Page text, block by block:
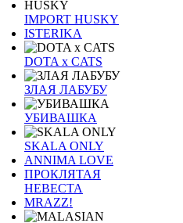
IMPORT HUSKY
ISTERIKA
DOTA x CATS
ЗЛАЯ ЛАБУБУ
УБИВАШКА
SKALA ONLY
ANNIMA LOVE
ПРОКЛЯТАЯ
НЕВЕСТА
MRAZZ!